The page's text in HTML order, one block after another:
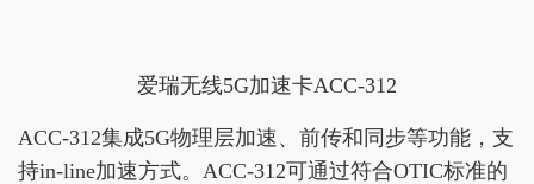
爱瑞无线5G加速卡ACC-312
ACC-312集成5G物理层加速、前传和同步等功能，支
持in-line加速方式。ACC-312可通过符合OTIC标准的